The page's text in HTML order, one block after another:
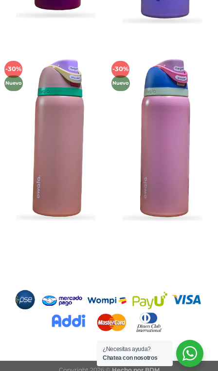
-30%
Nuevo
Añadir
lista de
deseos
-30%
Nuevo
Añadir
lista de
deseos
¿Necesitas ayuda?
Chatea con nosotros